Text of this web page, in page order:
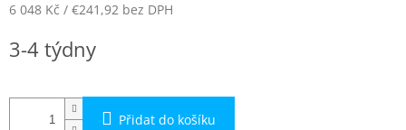
6 048 Kč / €241,92 bez DPH
cena:
3-4 týdny
Přidat do košíku